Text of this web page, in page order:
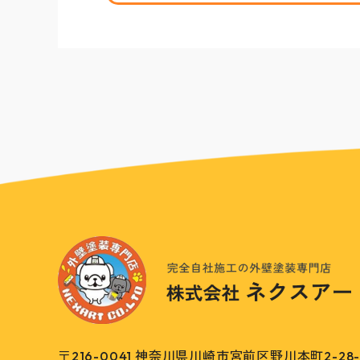
〒216-0041 神奈川県川崎市宮前区野川本町2-